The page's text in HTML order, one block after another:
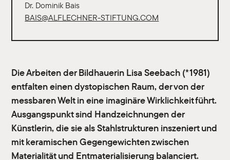
Die Arbeiten der Bildhauerin Lisa Seebach (*1981)
entfalten einen dystopischen Raum, der von der
messbaren Welt in eine imaginäre Wirklichkeit führt.
Ausgangspunkt sind Handzeichnungen der
Künstlerin, die sie als Stahlstrukturen inszeniert und
mit keramischen Gegengewichten zwischen
Materialität und Entmaterialisierung balanciert.
Dr. Dominik Bais
BAIS@ALFLECHNER-STIFTUNG.COM